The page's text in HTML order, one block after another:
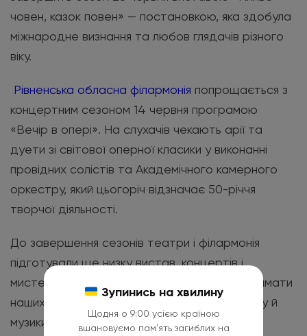
човен, казок повен» — постановкою, яка здобула
міжнародне визнання та любов глядачів різного
віку.
Рівненська обласна філармонія попрощається з
концертним сезоном 14 червня програмою
«Вечір в опері». На слухачів чекають арії та
дуети зі світової оперної класики у виконанні
провідних солістів та Академічного камерного
оркестру, який цьогоріч відзначає 50-річчя
творчої діяльності.
До завершення сезонів театри і філармонія
підготували ще низку вистав, концертів і
мистецьких заходів. Тож запрошуємо підтримати
наших митців та провести час у світі театру й
музики.
Зупинись на хвилину
Щодня о 9:00 усією країною
вшановуємо пам'ять загиблих на